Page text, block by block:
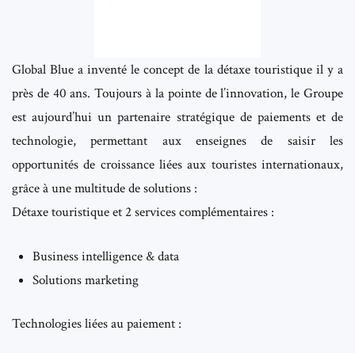
Global Blue a inventé le concept de la détaxe touristique il y a
près de 40 ans. Toujours à la pointe de l’innovation, le Groupe
est aujourd’hui un partenaire stratégique de paiements et de
technologie, permettant aux enseignes de saisir les
opportunités de croissance liées aux touristes internationaux,
grâce à une multitude de solutions :
Détaxe touristique et 2 services complémentaires :
Business intelligence & data
Solutions marketing
Technologies liées au paiement :